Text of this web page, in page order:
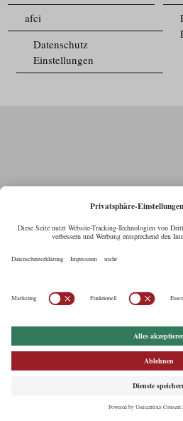
afci
Datenschutz
Einstellungen